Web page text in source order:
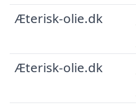
Æterisk-olie.dk
Æterisk-olie.dk